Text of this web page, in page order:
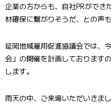
企業の方からも、自社PRができ
材確保に繋がりそうだ、との声
延岡地域雇用促進協議会では、
会」の開催を計画しております
します。
雨天の中、ご来場いただいきま